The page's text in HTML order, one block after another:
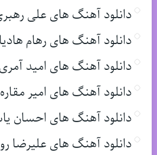
دانلود آهنگ های علی
دانلود آهنگ های رهام
دانلود آهنگ های امید
دانلود آهنگ های امیر مقاره
دانلود آهنگ های احسان
دانلود آهنگ های علیرضا